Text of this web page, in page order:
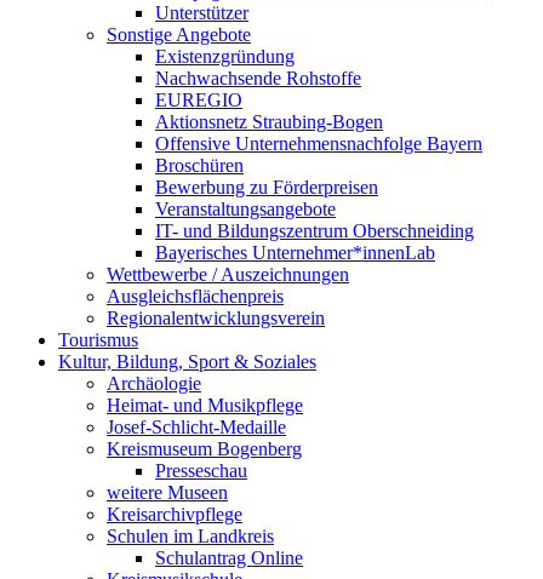
Unterstützer
Sonstige Angebote
Existenzgründung
Nachwachsende Rohstoffe
EUREGIO
Aktionsnetz Straubing-Bogen
Offensive Unternehmensnachfolge Bayern
Broschüren
Bewerbung zu Förderpreisen
Veranstaltungsangebote
IT- und Bildungszentrum Oberschneiding
Bayerisches Unternehmer*innenLab
Wettbewerbe / Auszeichnungen
Ausgleichsflächenpreis
Regionalentwicklungsverein
Tourismus
Kultur, Bildung, Sport & Soziales
Archäologie
Heimat- und Musikpflege
Josef-Schlicht-Medaille
Kreismuseum Bogenberg
Presseschau
weitere Museen
Kreisarchivpflege
Schulen im Landkreis
Schulantrag Online